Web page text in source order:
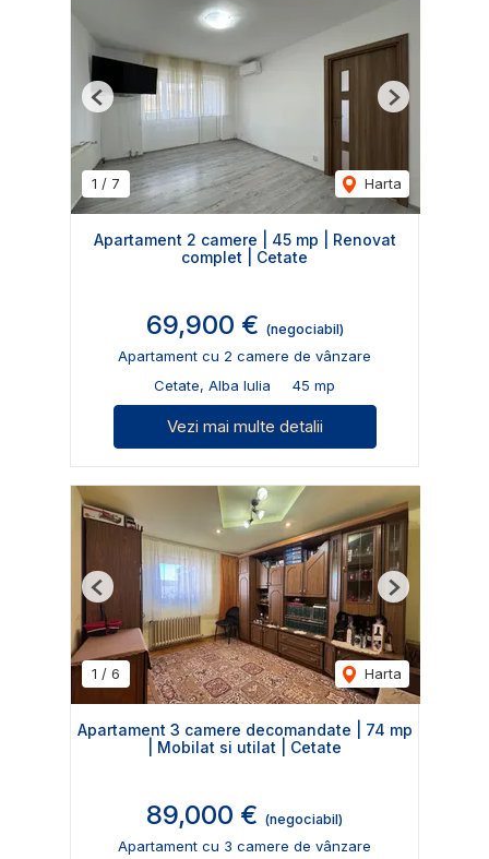
1 / 7 Harta
Previous Next
Apartament 2 camere | 45 mp | Renovat
complet | Cetate
69,900 € (negociabil)
Apartament cu 2 camere de vânzare
Cetate, Alba Iulia
45 mp
Vezi mai multe detalii
1 / 6 Harta
Previous Next
Apartament 3 camere decomandate | 74 mp
| Mobilat si utilat | Cetate
89,000 € (negociabil)
Apartament cu 3 camere de vânzare